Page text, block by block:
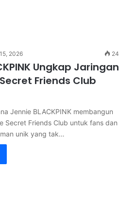
2026 24
Ungkap Jaringan
Friends Club
Jennie BLACKPINK membangun
Secret Friends Club untuk fans dan
unik yang tak…